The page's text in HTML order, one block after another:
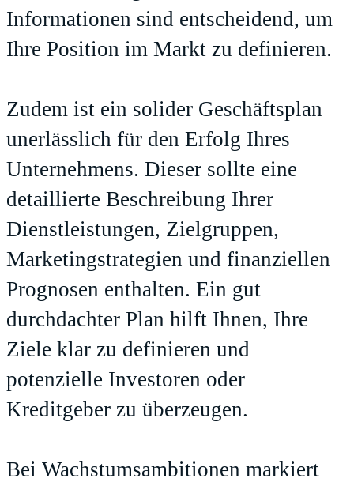
Informationen sind entscheidend, um
Ihre Position im Markt zu definieren.
Zudem ist ein solider Geschäftsplan
unerlässlich für den Erfolg Ihres
Unternehmens. Dieser sollte eine
detaillierte Beschreibung Ihrer
Dienstleistungen, Zielgruppen,
Marketingstrategien und finanziellen
Prognosen enthalten. Ein gut
durchdachter Plan hilft Ihnen, Ihre
Ziele klar zu definieren und
potenzielle Investoren oder
Kreditgeber zu überzeugen.
Bei Wachstumsambitionen markiert